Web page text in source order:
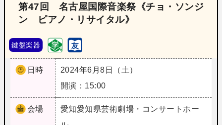
第47回 名古屋国際音楽祭《チョ・ソンジ
ン ピアノ・リサイタル》
鍵盤楽器
日時
2024年6月8日（土）
開演：15:00
会場 愛知愛知県芸術劇場・コンサートホー